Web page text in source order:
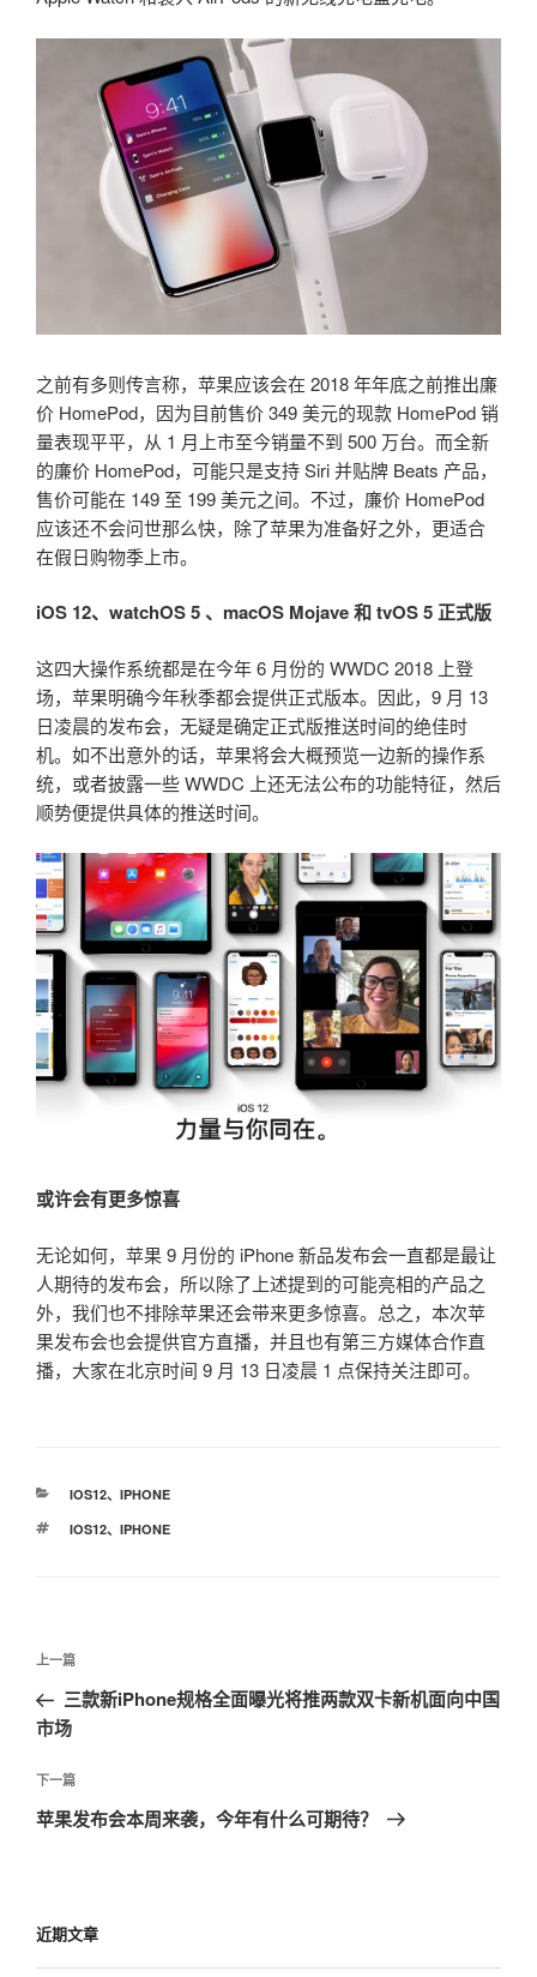
之前有多则传言称，苹果应该会在 2018 年年底之前推出廉
价 HomePod，因为目前售价 349 美元的现款 HomePod 销
量表现平平，从 1 月上市至今销量不到 500 万台。而全新
的廉价 HomePod，可能只是支持 Siri 并贴牌 Beats 产品，
售价可能在 149 至 199 美元之间。不过，廉价 HomePod
应该还不会问世那么快，除了苹果为准备好之外，更适合
在假日购物季上市。
iOS 12、watchOS 5 、macOS Mojave 和 tvOS 5 正式版
这四大操作系统都是在今年 6 月份的 WWDC 2018 上登
场，苹果明确今年秋季都会提供正式版本。因此，9 月 13
日凌晨的发布会，无疑是确定正式版推送时间的绝佳时
机。如不出意外的话，苹果将会大概预览一边新的操作系
统，或者披露一些 WWDC 上还无法公布的功能特征，然后
顺势便提供具体的推送时间。
或许会有更多惊喜
无论如何，苹果 9 月份的 iPhone 新品发布会一直都是最让
人期待的发布会，所以除了上述提到的可能亮相的产品之
外，我们也不排除苹果还会带来更多惊喜。总之，本次苹
果发布会也会提供官方直播，并且也有第三方媒体合作直
播，大家在北京时间 9 月 13 日凌晨 1 点保持关注即可。
分
IOS12、 IPHONE
标
IOS12、 IPHONE
文
导
航
上
一
篇
章
上一篇
三款新iPhone规格全面曝光将推两款双卡新机面向中国
市场
下
一
下一篇
苹果发布会本周来袭，今年有什么可期待？
近期文章